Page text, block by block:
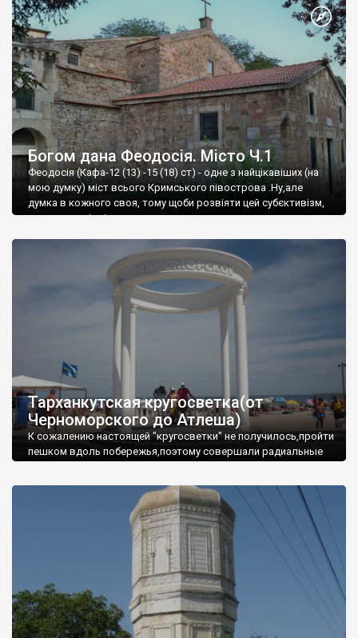
Богом дана Феодосія. Місто Ч.1
Феодосія (Кафа-12 (13) -15 (18) ст) - одне з найцікавіших (на
мою думку) міст всього Кримського півострова .Ну,але
думка в кожного своя, тому щоби розвіяти цей субєктивізм,
запрошую відвідати це
Тарханкутская кругосветка(от
Черноморского до Атлеша)
К сожалению настоящей "кругосветки" не получилось,пройти
пешком вдоль побережья,поэтому совершали радиальные